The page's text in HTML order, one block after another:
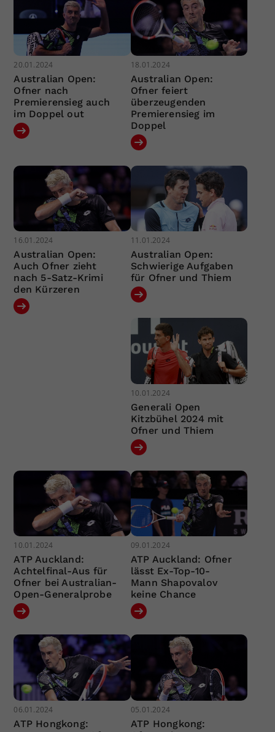
20.01.2024
Australian Open:
Ofner nach
Premierensieg auch
im Doppel out
18.01.2024
Australian Open:
Ofner feiert
überzeugenden
Premierensieg im
Doppel
16.01.2024
Australian Open:
Auch Ofner zieht
nach 5-Satz-Krimi
den Kürzeren
11.01.2024
Australian Open:
Schwierige Aufgaben
für Ofner und Thiem
10.01.2024
Generali Open
Kitzbühel 2024 mit
Ofner und Thiem
10.01.2024
ATP Auckland:
Achtelfinal-Aus für
Ofner bei Australian-
Open-Generalprobe
09.01.2024
ATP Auckland: Ofner
lässt Ex-Top-10-
Mann Shapovalov
keine Chance
06.01.2024
ATP Hongkong:
05.01.2024
ATP Hongkong: